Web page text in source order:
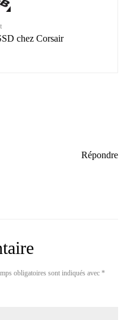
chez Corsair
Répondre
obligatoires sont indiqués avec *